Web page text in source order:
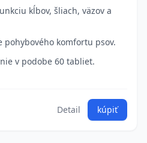
kĺbov, šliach, väzov a
pohybového komfortu psov.
v podobe 60 tabliet.
Detail kúpiť